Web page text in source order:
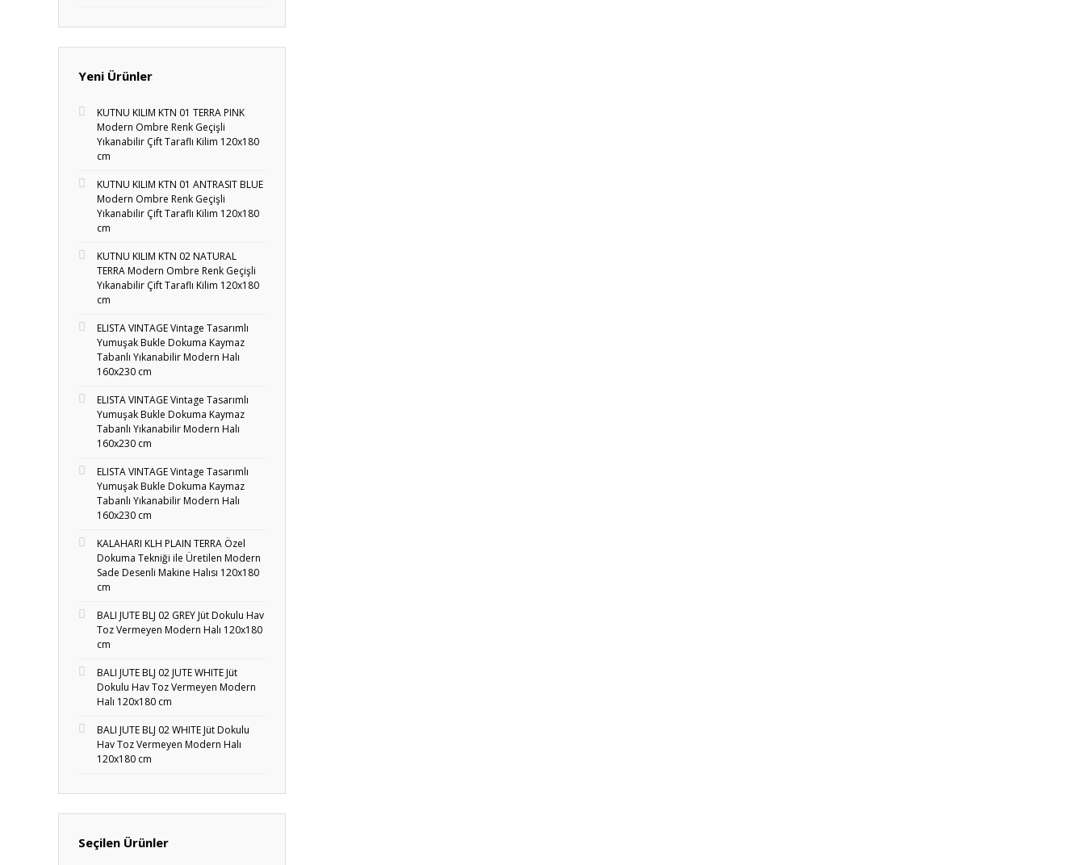
Yeni Ürünler
KUTNU KILIM KTN 01 TERRA PINK
Modern Ombre Renk Geçişli
Yıkanabilir Çift Taraflı Kilim 120x180
cm
KUTNU KILIM KTN 01 ANTRASIT BLUE
Modern Ombre Renk Geçişli
Yıkanabilir Çift Taraflı Kilim 120x180
cm
KUTNU KILIM KTN 02 NATURAL
TERRA Modern Ombre Renk Geçişli
Yıkanabilir Çift Taraflı Kilim 120x180
cm
ELISTA VINTAGE Vintage Tasarımlı
Yumuşak Bukle Dokuma Kaymaz
Tabanlı Yıkanabilir Modern Halı
160x230 cm
ELISTA VINTAGE Vintage Tasarımlı
Yumuşak Bukle Dokuma Kaymaz
Tabanlı Yıkanabilir Modern Halı
160x230 cm
ELISTA VINTAGE Vintage Tasarımlı
Yumuşak Bukle Dokuma Kaymaz
Tabanlı Yıkanabilir Modern Halı
160x230 cm
KALAHARI KLH PLAIN TERRA Özel
Dokuma Tekniği ile Üretilen Modern
Sade Desenli Makine Halısı 120x180
cm
BALI JUTE BLJ 02 GREY Jüt Dokulu Hav
Toz Vermeyen Modern Halı 120x180
cm
BALI JUTE BLJ 02 JUTE WHITE Jüt
Dokulu Hav Toz Vermeyen Modern
Halı 120x180 cm
BALI JUTE BLJ 02 WHITE Jüt Dokulu
Hav Toz Vermeyen Modern Halı
120x180 cm
Seçilen Ürünler